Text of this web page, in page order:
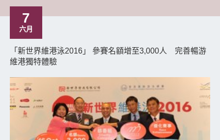
7
六月
「新世界維港泳2016」 參賽名額增至3,000人 完善暢游
維港獨特體驗